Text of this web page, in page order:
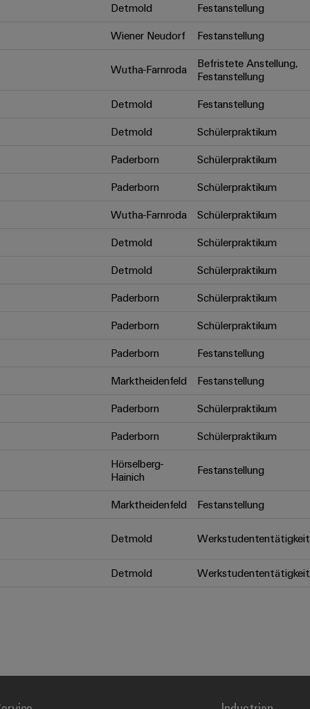
Detmold Festanstellung
Wiener Neudorf Festanstellung
Wutha-Farnroda
Befristete Anstellung,
Festanstellung
Detmold Festanstellung
Detmold Schülerpraktikum
Paderborn Schülerpraktikum
Paderborn Schülerpraktikum
Wutha-Farnroda Schülerpraktikum
Detmold Schülerpraktikum
Detmold Schülerpraktikum
Paderborn Schülerpraktikum
Paderborn Schülerpraktikum
Paderborn Festanstellung
Marktheidenfeld Festanstellung
Paderborn Schülerpraktikum
Paderborn Schülerpraktikum
Hörselberg-
Hainich
Festanstellung
Marktheidenfeld Festanstellung
Detmold Werkstudententätigkeit
Detmold Werkstudententätigkeit